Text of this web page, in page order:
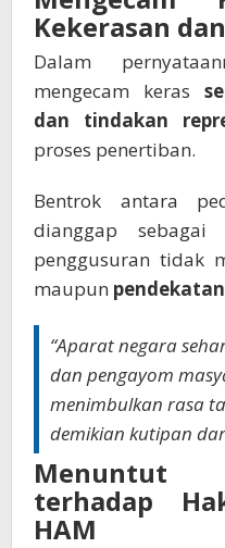
Kekerasan
Dalam
mengecam keras
dan tindakan
proses penertiban.
Bentrok antara
dianggap
penggusuran tidak
maupun
“Aparat negara
dan pengayom
menimbulkan rasa
demikian kutipan
Menuntut
terhadap
HAM